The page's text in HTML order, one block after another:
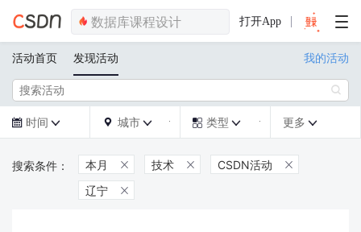
打开App
活动首页 发现活动 我的活动

 时间   城市   类型  更多 
本月  技术  CSDN活动 
辽宁 